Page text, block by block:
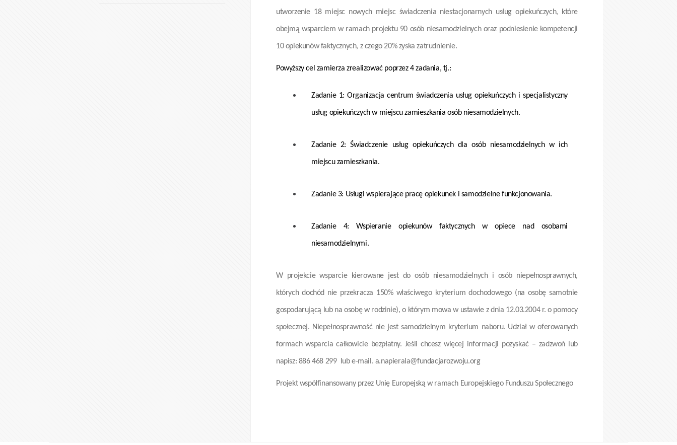
utworzenie 18 miejsc nowych miejsc świadczenia niestacjonarnych usług opiekuńczych, które
obejmą wsparciem w ramach projektu 90 osób niesamodzielnych oraz podniesienie kompetencji
10 opiekunów faktycznych, z czego 20% zyska zatrudnienie.
Powyższy cel zamierza zrealizować poprzez 4 zadania, tj.:
Zadanie 1: Organizacja centrum świadczenia usług opiekuńczych i specjalistyczny
usług opiekuńczych w miejscu zamieszkania osób niesamodzielnych.
Zadanie 2: Świadczenie usług opiekuńczych dla osób niesamodzielnych w ich
miejscu zamieszkania.
Zadanie 3: Usługi wspierające pracę opiekunek i samodzielne funkcjonowania.
Zadanie 4: Wspieranie opiekunów faktycznych w opiece nad osobami
niesamodzielnymi.
W projekcie wsparcie kierowane jest do osób niesamodzielnych i osób niepełnosprawnych,
których dochód nie przekracza 150% właściwego kryterium dochodowego (na osobę samotnie
gospodarującą lub na osobę w rodzinie), o którym mowa w ustawie z dnia 12.03.2004 r. o pomocy
społecznej. Niepełnosprawność nie jest samodzielnym kryterium naboru. Udział w oferowanych
formach wsparcia całkowicie bezpłatny. Jeśli chcesz więcej informacji pozyskać – zadzwoń lub
napisz: 886 468 299 lub e-mail. a.napierala@fundacjarozwoju.org
Projekt współfinansowany przez Unię Europejską w ramach Europejskiego Funduszu Społecznego